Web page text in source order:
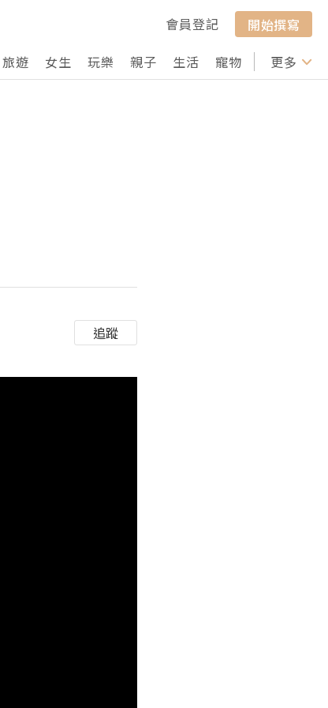
會員登記
開始撰寫
旅遊 女生 玩樂 親子 生活 寵物 行山 打卡
更多
追蹤